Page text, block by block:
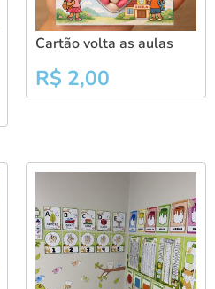
Cartão volta as aulas
R$ 2,00